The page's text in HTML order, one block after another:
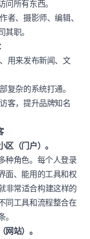
所有东西。
者、摄影师、编辑、
职。
用来发布新闻、文
复杂的系统打通。
客，提升品牌知名
（门户）。
种角色。每个人登录
面、能用的工具和权
非常适合构建这样的
同工具和流程整合在
站）。